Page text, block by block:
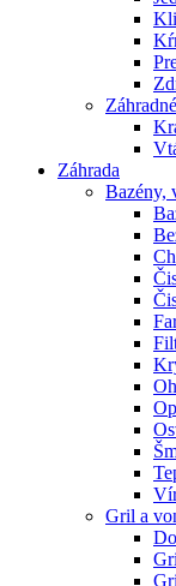
Záhrada
Bazény,
Gril a